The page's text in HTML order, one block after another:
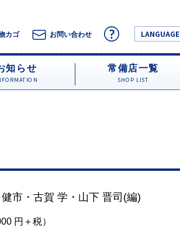
カゴ お問い合わせ LANGUAGE
知らせ 常備店一覧
SHOP LIST
市 ・ 古賀 学 ・ 山下 晋司 (編)
円＋税）